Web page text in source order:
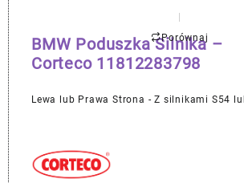
Porównaj
BMW Poduszka Silnika –
Corteco 11812283798
Lewa lub Prawa Strona - Z silnikami S54